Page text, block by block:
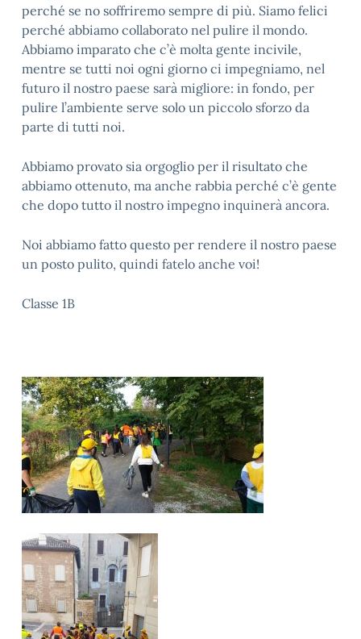
perché se no soffriremo sempre di più. Siamo felici
perché abbiamo collaborato nel pulire il mondo.
Abbiamo imparato che c’è molta gente incivile,
mentre se tutti noi ogni giorno ci impegniamo, nel
futuro il nostro paese sarà migliore: in fondo, per
pulire l’ambiente serve solo un piccolo sforzo da
parte di tutti noi.
Abbiamo provato sia orgoglio per il risultato che
abbiamo ottenuto, ma anche rabbia perché c’è gente
che dopo tutto il nostro impegno inquinerà ancora.
Noi abbiamo fatto questo per rendere il nostro paese
un posto pulito, quindi fatelo anche voi!
Classe 1B